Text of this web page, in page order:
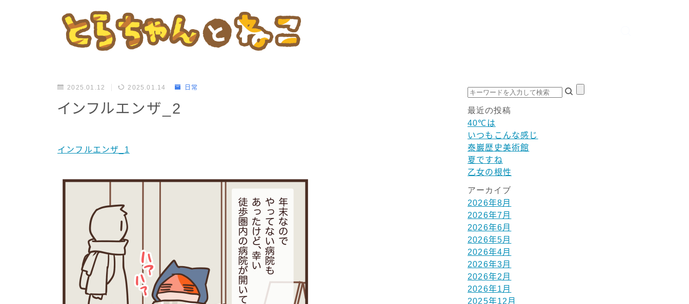
2025.01.12 2025.01.14 日常
インフルエンザ_2
インフルエンザ_1
最近の投稿
40℃は
いつもこんな感じ
泰巖歴史美術館
夏ですね
乙女の根性
アーカイブ
2026年8月
2026年7月
2026年6月
2026年5月
2026年4月
2026年3月
2026年2月
2026年1月
2025年12月